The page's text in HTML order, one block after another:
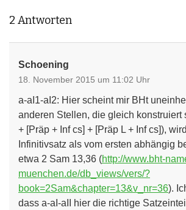
2 Antworten
Schoening
18. November 2015 um 11:02 Uhr
a-aI1-aI2: Hier scheint mir BHt
anderen Stellen, die gleich konstruiert
+ [Präp + Inf cs] + [Präp L + Inf cs]),
Infinitivsatz als vom ersten abhängig
etwa 2 Sam 13,36 (http://www.bht-
muenchen.de/db_views/vers/?
book=2Sam&chapter=13&v_nr=36).
dass a-aI-aII hier die richtige